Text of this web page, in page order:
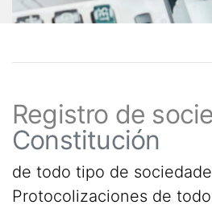
Registro de
Constitución
de todo tipo de
Protocolizaciones de